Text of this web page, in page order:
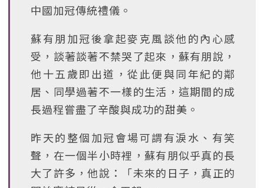
中國加冠傳統禮儀。
蘇有朋加冠後拿起麥克風談他的內心感
受，談著談著不禁哭了起來，蘇有朋說，
他十五歲即出道，從此便與同年紀的鄰
居、同學過著不一樣的生活，這期間的成
長過程嘗盡了辛酸與成功的甜美。
昨天的整個加冠會場可謂有淚水、有笑
聲，在一個半小時裡，蘇有朋似乎真的長
大了許多，他說：「未來的日子，真正的